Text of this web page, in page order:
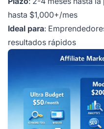
hasta $1,000+/mes
Ideal para:
resultados rápidos